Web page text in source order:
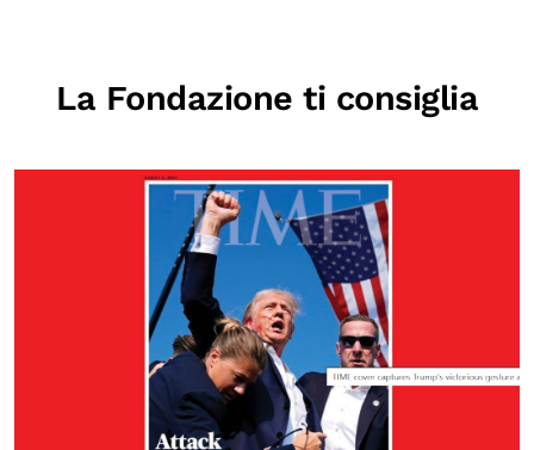
La Fondazione ti consiglia